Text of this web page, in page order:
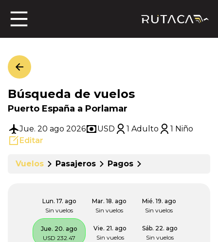
Búsqueda de vuelos
Puerto España a Porlamar
Jue. 20 ago 2026 USD 1 Adulto
1 Niño
Editar
Vuelos Pasajeros Pagos
Lun. 17. ago
Sin vuelos
Mar. 18. ago
Sin vuelos
Mié. 19. ago
Sin vuelos
Jue. 20. ago
USD 232.47
Vie. 21. ago
Sin vuelos
Sáb. 22. ago
Sin vuelos